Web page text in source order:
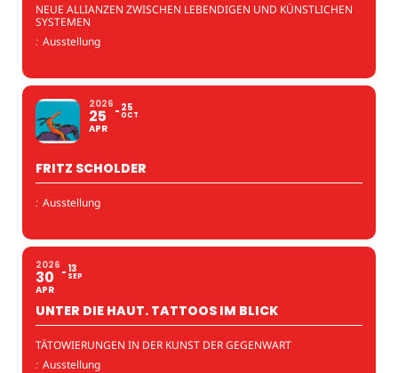
NEUE ALLIANZEN ZWISCHEN LEBENDIGEN UND KÜNSTLICHEN
SYSTEMEN
: Ausstellung
2026
25
APR
25
OCT
FRITZ SCHOLDER
: Ausstellung
2026
30
APR
13
SEP
UNTER DIE HAUT. TATTOOS IM BLICK
TÄTOWIERUNGEN IN DER KUNST DER GEGENWART
: Ausstellung